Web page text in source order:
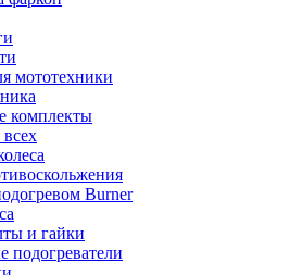
мототехники
комплекты
Burner
и гайки
подогреватели